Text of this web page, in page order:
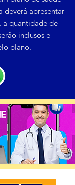
deverá apresentar
a quantidade de
inclusos e
plano.